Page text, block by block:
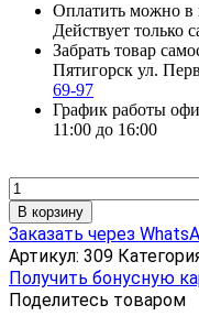
Оплатить можно в
Действует только
Забрать товар
Пятигорск ул.
69-97
График работы
11:00 до 16:00
Количество
товара
Климатон
форте
с
дудником
китайским
В корзину
Заказать через
Артикул: 309
Получить бонусную
Поделитесь товаром